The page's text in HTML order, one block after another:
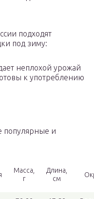
подходят
под зиму:
неплохой урожай
к употреблению
популярные и
Масса,
г
Длина,
см